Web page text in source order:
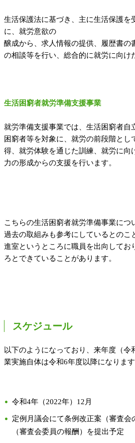
生活保護法に基づき、主に生活保護を
に、就労意欲の
醸成から、求人情報の提供、履歴書の
の相談等を行い、総合的に就労に向け
生活困窮者就労準備支援事業
就労準備支援事業では、生活困窮者自
困窮者等を対象に、就労の前段階とし
得、就労体験を通じた訓練、就労に向
力の形成からの支援を行います。
こちらの生活困窮者就労準備事業につ
過去の取組みも参考にしているとのこ
進室というところに職員を出向してお
ろとできていることがあります。
スケジュール
以下のようになっており、来年度（令
業実施自体は令和6年度以降になります
令和4年（2022年）12月
定例月議会にて条例改正案（審査会
（審査会委員の報酬）を提出予定